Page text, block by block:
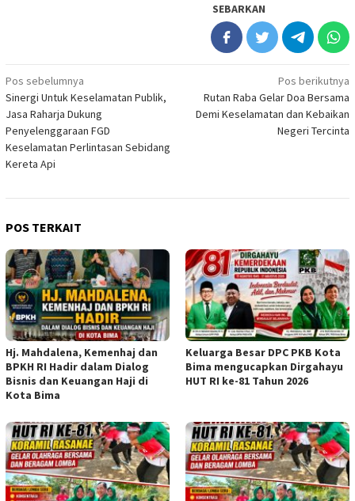
SEBARKAN
Navigasi
pos
Pos sebelumnya
Sinergi Untuk Keselamatan Publik,
Jasa Raharja Dukung
Penyelenggaraan FGD
Keselamatan Perlintasan Sebidang
Kereta Api
Pos berikutnya
Rutan Raba Gelar Doa Bersama
Demi Keselamatan dan Kebaikan
Negeri Tercinta
POS TERKAIT
Hj. Mahdalena, Kemenhaj dan
BPKH RI Hadir dalam Dialog
Bisnis dan Keuangan Haji di
Kota Bima
Keluarga Besar DPC PKB Kota
Bima mengucapkan Dirgahayu
HUT RI ke-81 Tahun 2026